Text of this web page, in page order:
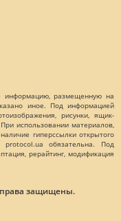
информацию, размещенную на
иное. Под информацией
рисунки, ящик-
использовании материалов,
гиперссылки открытого
обязательна. Под
рерайтинг, модификация
права защищены.